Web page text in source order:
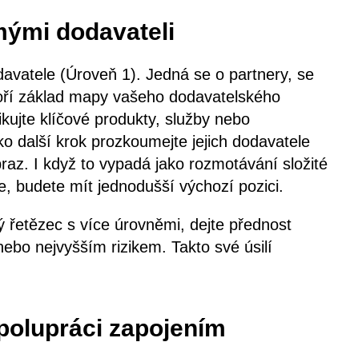
dodavateli
(Úroveň 1). Jedná se o partnery, se
základ mapy vašeho dodavatelského
klíčové produkty, služby nebo
další krok prozkoumejte jejich dodavatele
I když to vypadá jako rozmotávání složité
budete mít jednodušší výchozí pozici.
řetězec s více úrovněmi, dejte přednost
nejvyšším rizikem. Takto své úsilí
zapojením